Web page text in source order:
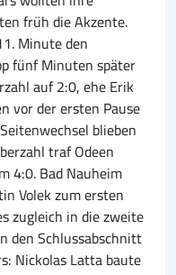
früh die Akzente.
Minute den
fünf Minuten später
auf 2:0, ehe Erik
vor der ersten Pause
blieben
traf Odeen
4:0. Bad Nauheim
Volek zum ersten
zugleich in die zweite
den Schlussabschnitt
Nickolas Latta baute